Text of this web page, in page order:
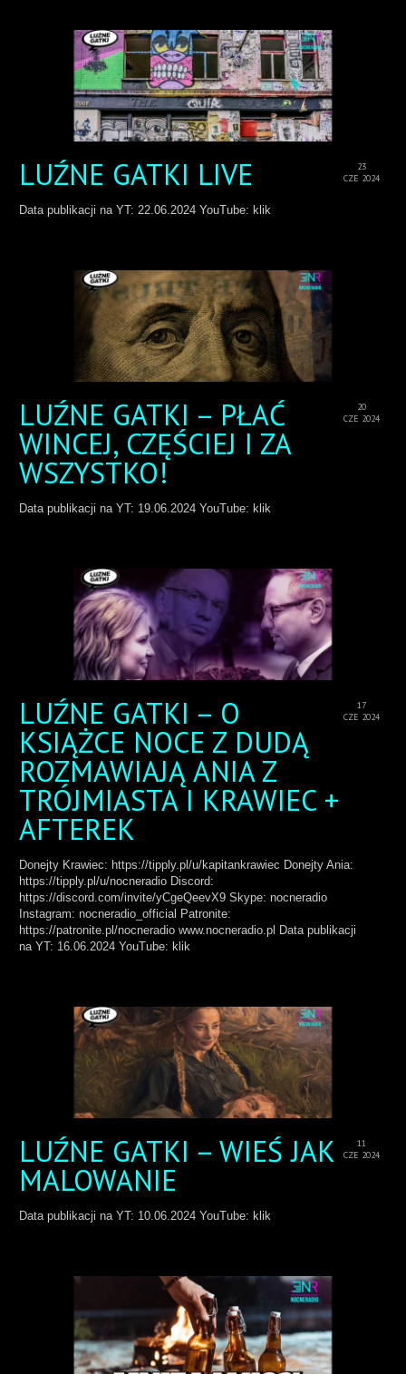
23
CZE 2024
LUŹNE GATKI LIVE
Data publikacji na YT: 22.06.2024 YouTube: klik
20
CZE 2024
LUŹNE GATKI – PŁAĆ
WINCEJ, CZĘŚCIEJ I ZA
WSZYSTKO!
Data publikacji na YT: 19.06.2024 YouTube: klik
17
CZE 2024
LUŹNE GATKI – O
KSIĄŻCE NOCE Z DUDĄ
ROZMAWIAJĄ ANIA Z
TRÓJMIASTA I KRAWIEC +
AFTEREK
Donejty Krawiec: https://tipply.pl/u/kapitankrawiec Donejty Ania:
https://tipply.pl/u/nocneradio Discord:
https://discord.com/invite/yCgeQeevX9 Skype: nocneradio
Instagram: nocneradio_official Patronite:
https://patronite.pl/nocneradio www.nocneradio.pl Data publikacji
na YT: 16.06.2024 YouTube: klik
11
CZE 2024
LUŹNE GATKI – WIEŚ JAK
MALOWANIE
Data publikacji na YT: 10.06.2024 YouTube: klik